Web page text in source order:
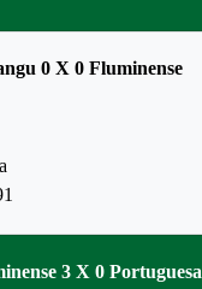
0 X 0 Fluminense
3 X 0 Portuguesa